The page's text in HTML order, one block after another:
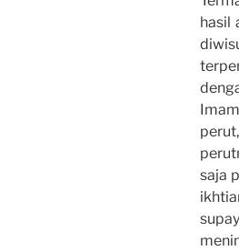
hasil
saja